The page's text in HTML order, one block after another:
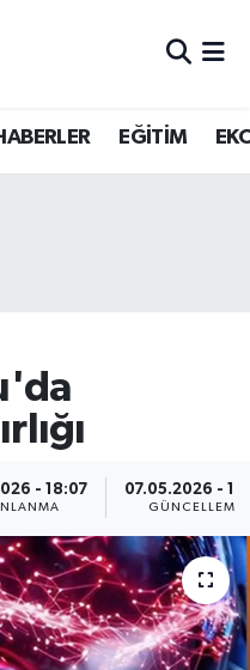
EĞİTİM
- 18:07 07.05.2026 -
GÜNCELLEME